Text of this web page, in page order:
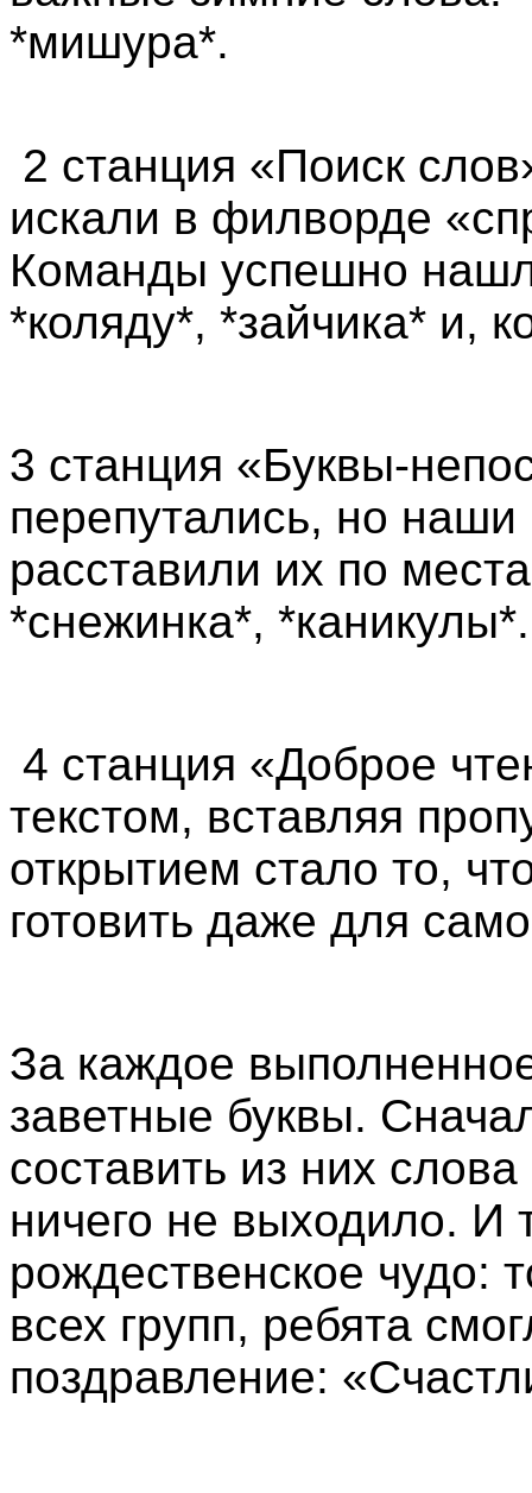
*мишура*.
2 станция «Поиск
искали в филворде
Команды успешно
*коляду*, *зайчика* и,
3 станция «Буквы-
перепутались, но наши
расставили их по
*снежинка*, *каникулы*.
4 станция «Доброе
текстом, вставляя
открытием стало то,
готовить даже для
За каждое
заветные буквы.
составить из них
ничего не выходило. И
рождественское чудо:
всех групп, ребята
поздравление: